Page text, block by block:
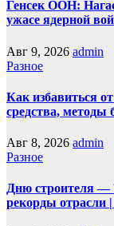
Генсек ООН:
ужасе ядерной
Авг 9, 2026 admin
Разное
Как избавиться
средства,
Авг 8, 2026 admin
Разное
Дню строителя —
рекорды